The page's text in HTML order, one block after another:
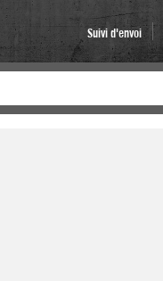
Suivi d'envoi